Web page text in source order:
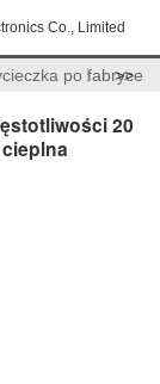
Co., Limited
po fabryce
>>
20